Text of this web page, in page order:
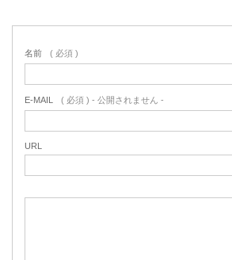
名前 ( 必須 )
E-MAIL ( 必須 ) - 公開されません -
URL